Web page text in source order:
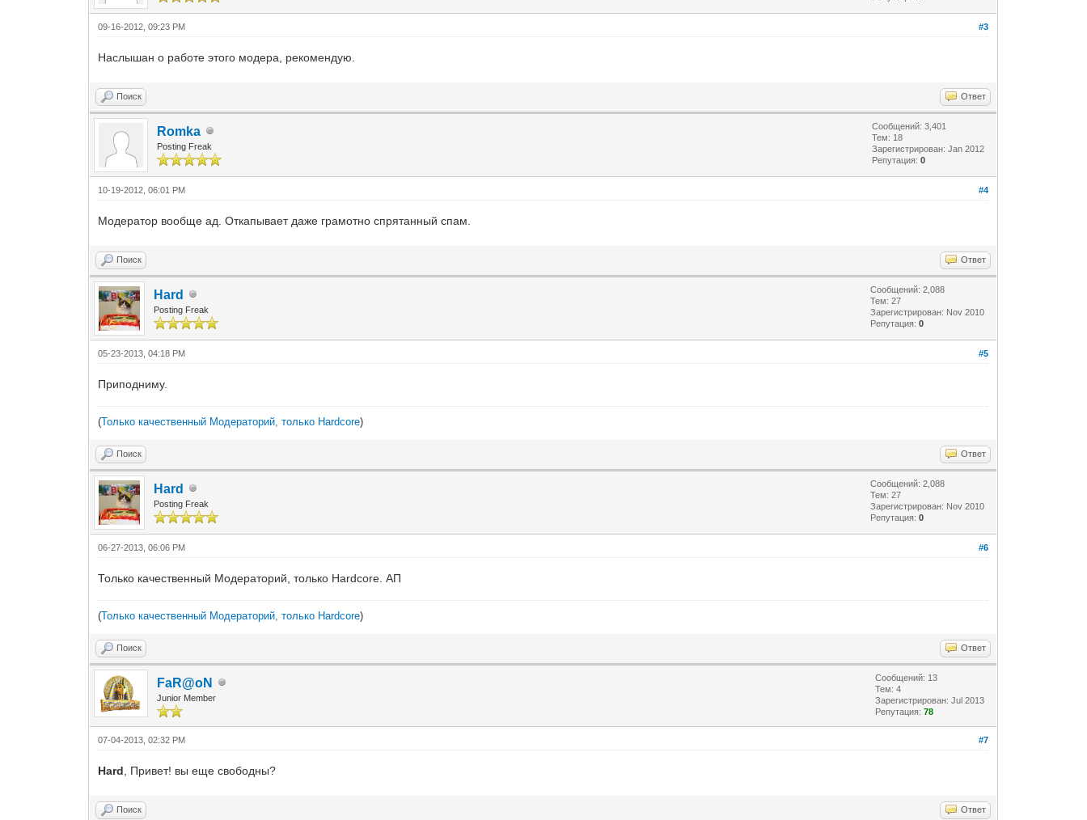
#3
09-16-2012, 09:23 PM
Наслышан о работе этого модера, рекомендую.
Поиск Ответ
Romka
Posting Freak
Сообщений: 3,401
Тем: 18
Зарегистрирован: Jan 2012
Репутация:0
#4
10-19-2012, 06:01 PM
Модератор вообще ад. Откапывает даже грамотно спрятанный спам.
Поиск Ответ
Hard
Posting Freak
Сообщений: 2,088
Тем: 27
Зарегистрирован: Nov 2010
Репутация:0
#5
05-23-2013, 04:18 PM
Приподниму.
(Только качественный Модераторий, только Hardcore)
Поиск Ответ
Hard
Posting Freak
Сообщений: 2,088
Тем: 27
Зарегистрирован: Nov 2010
Репутация:0
#6
06-27-2013, 06:06 PM
Только качественный Модераторий, только Hardcore. АП
(Только качественный Модераторий, только Hardcore)
Поиск Ответ
FaR@oN
Junior Member
Сообщений: 13
Тем: 4
Зарегистрирован: Jul 2013
Репутация:78
#7
07-04-2013, 02:32 PM
Hard , Привет! вы еще свободны?
Поиск Ответ